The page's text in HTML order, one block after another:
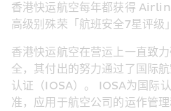
香港快运航空每年都获得
高级别殊荣「航班安全7星评级
香港快运航空在营运上一直致
全，其付出的努力通过了国际
认证（IOSA）。 IOSA为国际
准，应用于航空公司的运作管